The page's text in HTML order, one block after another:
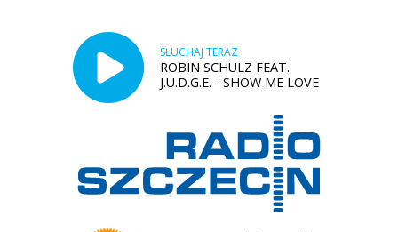
SŁUCHAJ TERAZ
ROBIN SCHULZ FEAT.
J.U.D.G.E. - SHOW ME LOVE